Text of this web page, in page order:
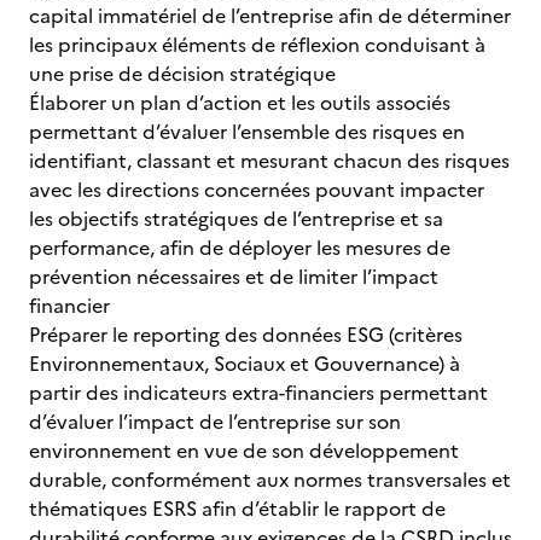
capital immatériel de l’entreprise afin de déterminer
les principaux éléments de réflexion conduisant à
une prise de décision stratégique
Élaborer un plan d’action et les outils associés
permettant d’évaluer l’ensemble des risques en
identifiant, classant et mesurant chacun des risques
avec les directions concernées pouvant impacter
les objectifs stratégiques de l’entreprise et sa
performance, afin de déployer les mesures de
prévention nécessaires et de limiter l’impact
financier
Préparer le reporting des données ESG (critères
Environnementaux, Sociaux et Gouvernance) à
partir des indicateurs extra-financiers permettant
d’évaluer l’impact de l’entreprise sur son
environnement en vue de son développement
durable, conformément aux normes transversales et
thématiques ESRS afin d’établir le rapport de